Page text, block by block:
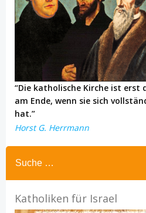
“Die katholische Kirche ist
am Ende, wenn sie sich
hat.”
Horst G. Herrmann
Katholiken für Israel